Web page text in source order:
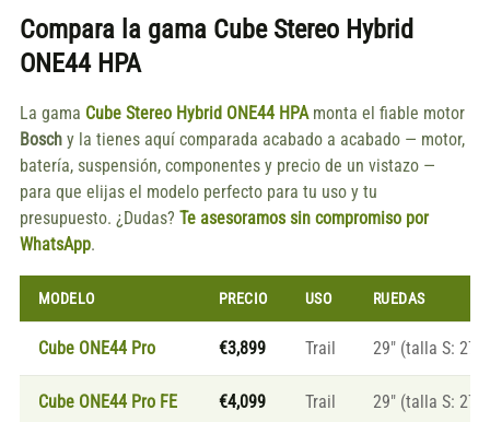
Compara la gama Cube Stereo Hybrid
ONE44 HPA
La gama Cube Stereo Hybrid ONE44 HPAmonta el fiable motor
Boschy la tienes aquí comparada acabado a acabado — motor,
batería, suspensión, componentes y precio de un vistazo —
para que elijas el modelo perfecto para tu uso y tu
presupuesto. ¿Dudas? Te asesoramos sin compromiso por
WhatsApp.
MODELO PRECIO USO RUEDAS
Cube ONE44 Pro €3,899 Trail 29″ (talla S:
Cube ONE44 Pro FE €4,099 Trail 29″ (talla S: